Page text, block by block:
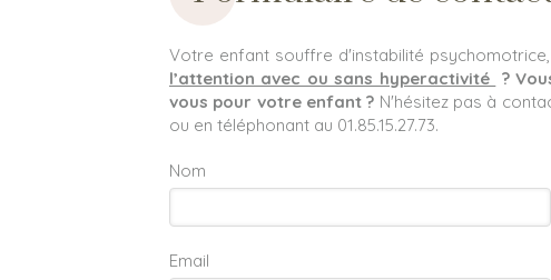
Votre enfant souffre d'instabilité
l’attention avec ou sans hyperactivité ?
vous pour votre enfant ? N'hésitez pas à
ou en téléphonant au 01.85.15.27.73.
Nom
Email